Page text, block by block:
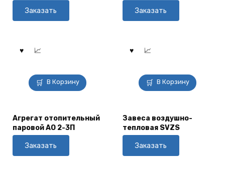
Заказать Заказать
В Корзину
Агрегат отопительный
паровой АО 2-3П
Заказать
В Корзину
Завеса воздушно-
тепловая SVZS
Заказать